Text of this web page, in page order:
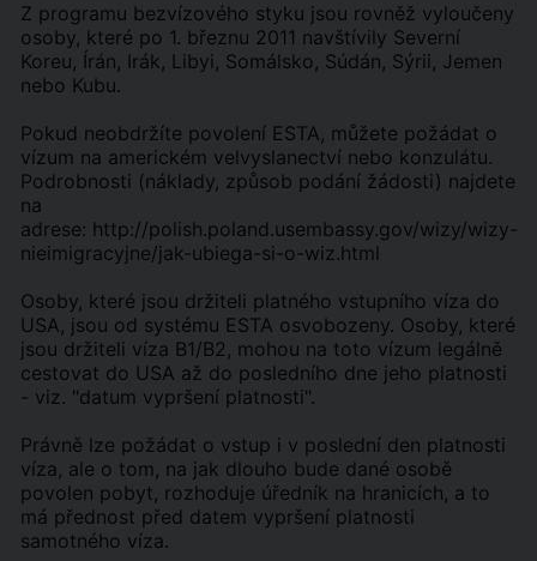
Z programu bezvízového styku jsou rovněž vyloučeny
osoby, které po 1. březnu 2011 navštívily Severní
Koreu, Írán, Irák, Libyi, Somálsko, Súdán, Sýrii, Jemen
nebo Kubu.
Pokud neobdržíte povolení ESTA, můžete požádat o
vízum na americkém velvyslanectví nebo konzulátu.
Podrobnosti (náklady, způsob podání žádosti) najdete
na
adrese: http://polish.poland.usembassy.gov/wizy/wizy-
nieimigracyjne/jak-ubiega-si-o-wiz.html
Osoby, které jsou držiteli platného vstupního víza do
USA, jsou od systému ESTA osvobozeny. Osoby, které
jsou držiteli víza B1/B2, mohou na toto vízum legálně
cestovat do USA až do posledního dne jeho platnosti
- viz. "datum vypršení platnosti".
Právně lze požádat o vstup i v poslední den platnosti
víza, ale o tom, na jak dlouho bude dané osobě
povolen pobyt, rozhoduje úředník na hranicích, a to
má přednost před datem vypršení platnosti
samotného víza.